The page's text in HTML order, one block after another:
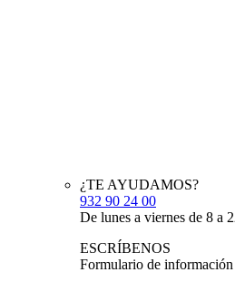
¿TE AYUDAMOS?
932 90 24 00
De lunes a viernes de 8 a
ESCRÍBENOS
Formulario de información